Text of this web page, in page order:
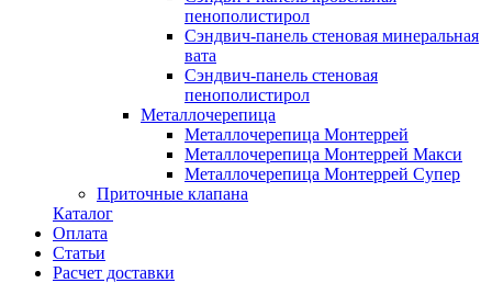
пенополистирол
Сэндвич-панель стеновая минеральная
вата
Сэндвич-панель стеновая
пенополистирол
Металлочерепица
Металлочерепица Монтеррей
Металлочерепица Монтеррей Макси
Металлочерепица Монтеррей Супер
Приточные клапана
Каталог
Оплата
Статьи
Расчет доставки